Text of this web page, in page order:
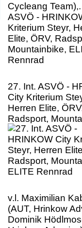
Mountainbike,
Rennrad
27. Int. ASVÖ -
City Kriterium
Herren Elite,
Radsport,
ELITE Rennrad
v.l. Maximilian
(AUT, Hrinkow
Dominik